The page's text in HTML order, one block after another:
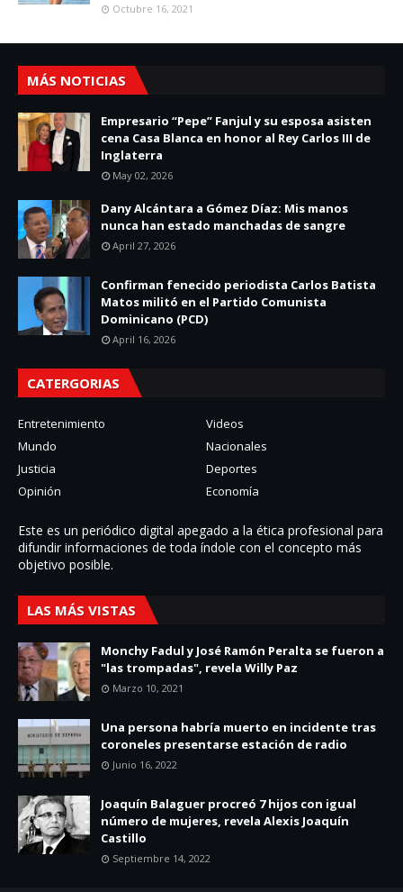
Octubre 16, 2021
MÁS NOTICIAS
Empresario “Pepe” Fanjul y su esposa asisten
cena Casa Blanca en honor al Rey Carlos III de
Inglaterra
May 02, 2026
Dany Alcántara a Gómez Díaz: Mis manos
nunca han estado manchadas de sangre
April 27, 2026
Confirman fenecido periodista Carlos Batista
Matos militó en el Partido Comunista
Dominicano (PCD)
April 16, 2026
CATERGORIAS
Entretenimiento
Videos
Mundo
Nacionales
Justicia
Deportes
Opinión
Economía
Este es un periódico digital apegado a la ética profesional para
difundir informaciones de toda í­ndole con el concepto más
objetivo posible.
LAS MÁS VISTAS
Monchy Fadul y José Ramón Peralta se fueron a
"las trompadas", revela Willy Paz
Marzo 10, 2021
Una persona habría muerto en incidente tras
coroneles presentarse estación de radio
Junio 16, 2022
Joaquín Balaguer procreó 7 hijos con igual
número de mujeres, revela Alexis Joaquín
Castillo
Septiembre 14, 2022